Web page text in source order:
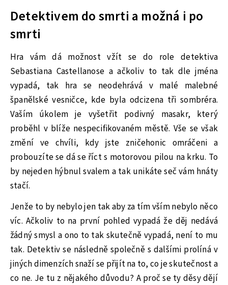
Detektivem do smrti a možná i po
smrti
Hra vám dá možnost vžít se do role detektiva
Sebastiana Castellanose a ačkoliv to tak dle jména
vypadá, tak hra se neodehrává v malé malebné
španělské vesničce, kde byla odcizena tři sombréra.
Vaším úkolem je vyšetřit podivný masakr, který
proběhl v blíže nespecifikovaném městě. Vše se však
změní ve chvíli, kdy jste zničehonic omráčeni a
probouzíte se dá se říct s motorovou pilou na krku. To
by nejeden hýbnul svalem a tak unikáte seč vám hnáty
stačí.
Jenže to by nebylo jen tak aby za tím vším nebylo něco
víc. Ačkoliv to na první pohled vypadá že děj nedává
žádný smysl a ono to tak skutečně vypadá, není to mu
tak. Detektiv se následně společně s dalšími prolíná v
jiných dimenzích snaží se přijít na to, co je skutečnost a
co ne. Je tu z nějakého důvodu? A proč se ty děsy dějí